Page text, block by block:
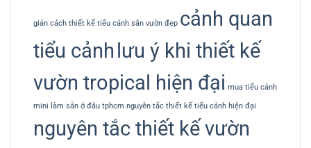
giản cách thiết kế tiểu cảnh sân vườn đẹp cảnh quan
tiểu cảnh lưu ý khi thiết kế
vườn tropical hiện đại mua tiểu cảnh
mini làm sẵn ở đâu tphcm nguyên tắc thiết kế tiểu cảnh hiện đại
nguyên tắc thiết kế vườn